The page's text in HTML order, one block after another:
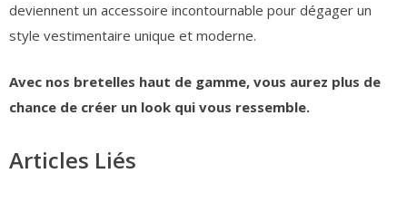
deviennent un accessoire incontournable pour dégager un
style vestimentaire unique et moderne.
Avec nos bretelles haut de gamme, vous aurez plus de
chance de créer un look qui vous ressemble.
Articles Liés